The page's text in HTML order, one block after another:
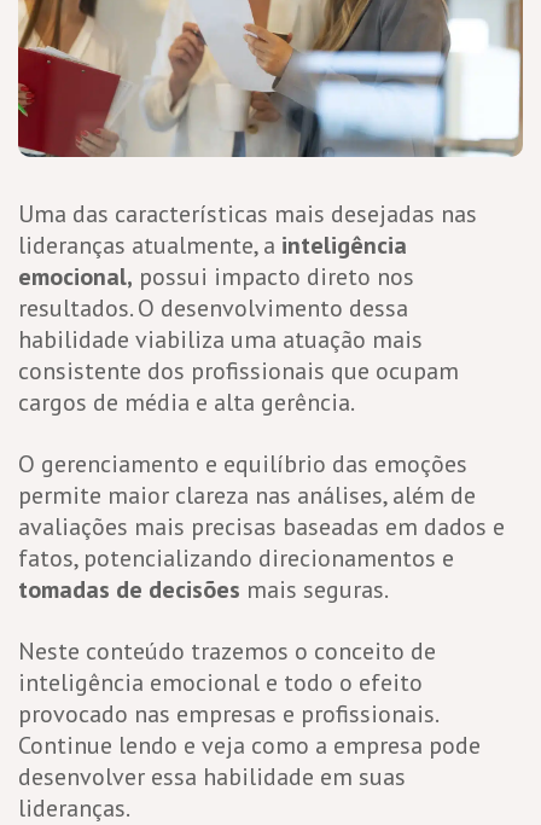
Uma das características mais desejadas nas
lideranças atualmente, a inteligência
emocional, possui impacto direto nos
resultados. O desenvolvimento dessa
habilidade viabiliza uma atuação mais
consistente dos profissionais que ocupam
cargos de média e alta gerência.
O gerenciamento e equilíbrio das emoções
permite maior clareza nas análises, além de
avaliações mais precisas baseadas em dados e
fatos, potencializando direcionamentos e
tomadas de decisões mais seguras.
Neste conteúdo trazemos o conceito de
inteligência emocional e todo o efeito
provocado nas empresas e profissionais.
Continue lendo e veja como a empresa pode
desenvolver essa habilidade em suas
lideranças.